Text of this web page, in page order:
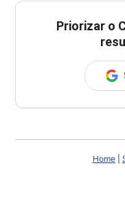
Priorizar o
Home|